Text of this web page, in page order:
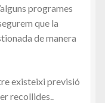
programes
que la
de manera
existeixi previsió
recollides..